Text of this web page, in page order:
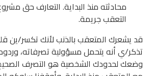
محادثته منذ البداية. التعارف حق
التعقب جريمة.
قد يشعرك المتعقب بالذنب لأنك تكسر/ين
تذكر/ي أنه يتحمل مسؤولية تصرفاته،
وضعك لحدودك الشخصية هو التصرف